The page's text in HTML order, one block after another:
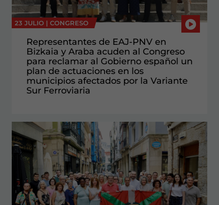
23 JULIO | CONGRESO
Representantes de EAJ-PNV en
Bizkaia y Araba acuden al Congreso
para reclamar al Gobierno español un
plan de actuaciones en los
municipios afectados por la Variante
Sur Ferroviaria